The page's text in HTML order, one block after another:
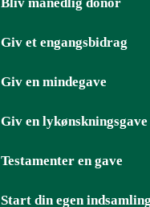
Giv et engangsbidrag
Giv en mindegave
Giv en lykønskningsgave
Testamenter en gave
Start din egen indsamling